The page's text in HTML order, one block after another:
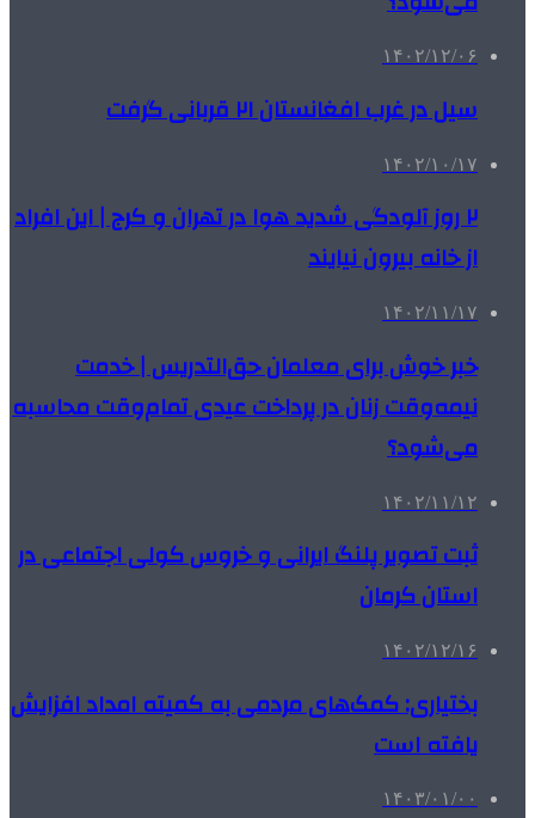
۱۴۰۲/۱۲/۰۶
سیل در غرب افغانستان ۲۱ قربانی گرفت
۱۴۰۲/۱۰/۱۷
۲ روز آلودگی شدید هوا در تهران و کرج | این افراد
از خانه بیرون نیایند
۱۴۰۲/۱۱/۱۷
خبر خوش برای معلمان حق‌التدریس | خدمت
نیمه‌وقت زنان در پرداخت عیدی تمام‌وقت محاسبه
می‌شود؟
۱۴۰۲/۱۱/۱۲
ثبت تصویر پلنگ ایرانی و خروس کولی اجتماعی در
استان کرمان
۱۴۰۲/۱۲/۱۶
بختیاری: کمک‌های مردمی به کمیته امداد افزایش
یافته است
۱۴۰۳/۰۱/۰۰